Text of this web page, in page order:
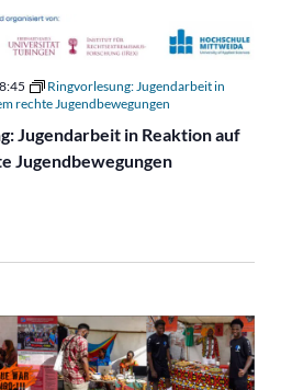
Jugendarbeit in Reaktion auf
Jugendbewegungen
Ringvorlesung: Jugendarbeit in
rechte Jugendbewegungen